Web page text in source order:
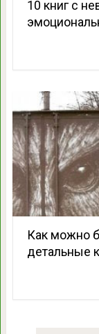
10 книг с
Как можно
детальные